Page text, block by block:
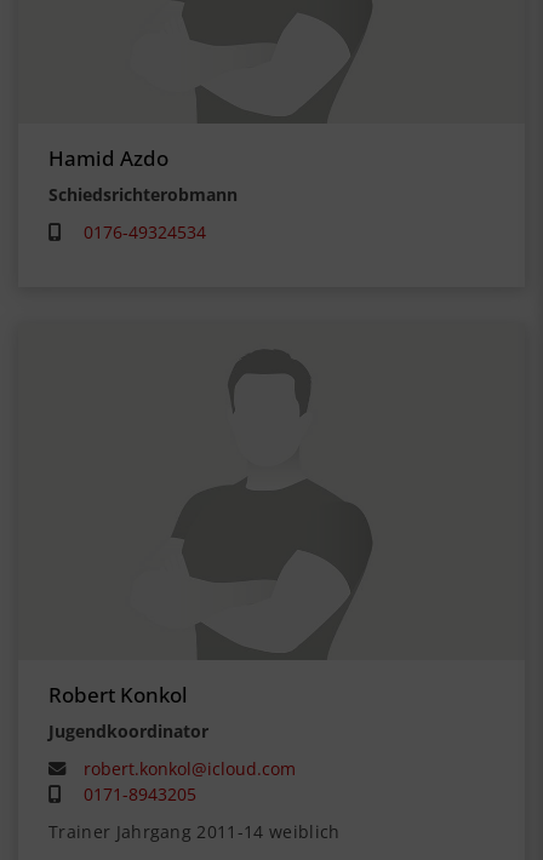
Hamid Azdo
Schiedsrichterobmann
0176-49324534
Robert Konkol
Jugendkoordinator
robert.konkol@icloud.com
0171-8943205
Trainer Jahrgang 2011-14 weiblich